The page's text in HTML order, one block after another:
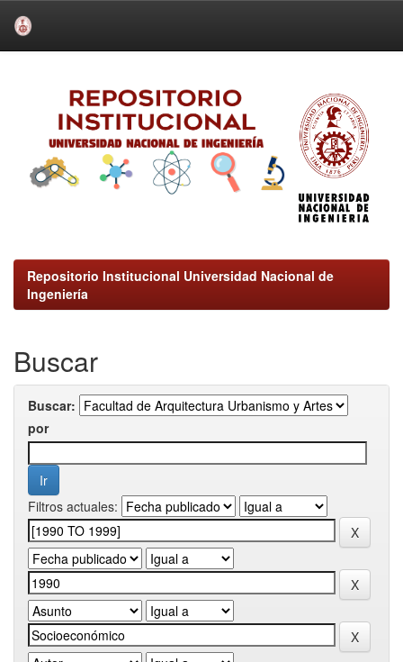
Repositorio Institucional Universidad Nacional de
Ingeniería
Buscar
Buscar:
por
Filtros actuales: